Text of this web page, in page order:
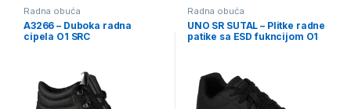
Radna obuća
A3266 – Duboka radna
cipela O1 SRC
Radna obuća
UNO SR SUTAL – Plitke radne
patike sa ESD fukncijom O1